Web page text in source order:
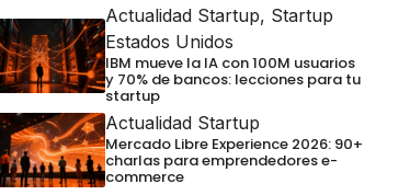
Actualidad Startup, Startup
Estados Unidos
IBM mueve la IA con 100M usuarios
y 70% de bancos: lecciones para tu
startup
Actualidad Startup
Mercado Libre Experience 2026: 90+
charlas para emprendedores e-
commerce